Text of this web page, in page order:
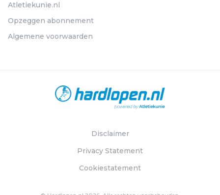
Atletiekunie.nl
Opzeggen abonnement
Algemene voorwaarden
Disclaimer
Privacy Statement
Cookiestatement